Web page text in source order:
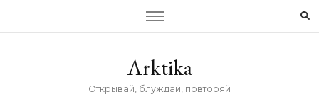
Arktika
Открывай, блуждай, повторяй